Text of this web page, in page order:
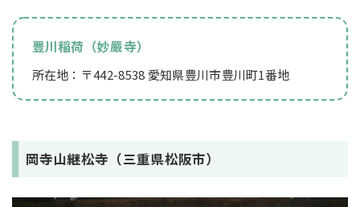
豊川稲荷（妙嚴寺）
所在地：〒442-8538 愛知県豊川市豊川町1番地
岡寺山継松寺（三重県松阪市）